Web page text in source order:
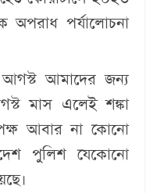
অপরাধ পর্যালোচনা
আমাদের জন্য
মাস এলেই শঙ্কা
আবার না কোনো
পুলিশ যেকোনো